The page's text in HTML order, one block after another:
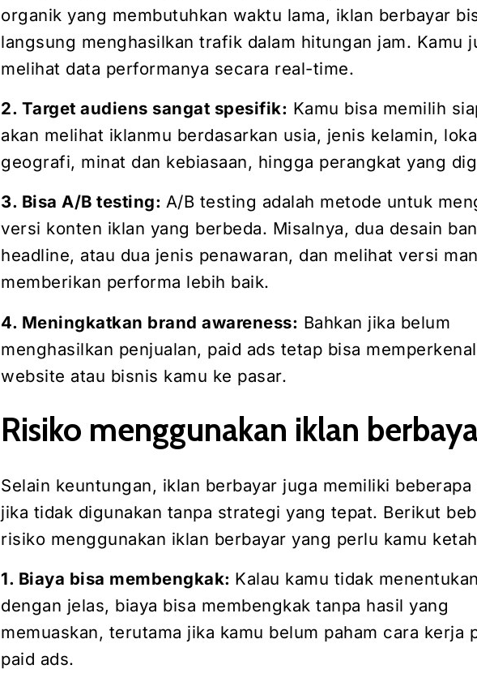
organik yang membutuhkan waktu lama, iklan berbayar
langsung menghasilkan trafik dalam hitungan jam. Kamu
melihat data performanya secara real-time.
2. Target audiens sangat spesifik: Kamu bisa memilih
akan melihat iklanmu berdasarkan usia, jenis kelamin,
geografi, minat dan kebiasaan, hingga perangkat yang
3. Bisa A/B testing: A/B testing adalah metode untuk
versi konten iklan yang berbeda. Misalnya, dua desain
headline, atau dua jenis penawaran, dan melihat versi
memberikan performa lebih baik.
4. Meningkatkan brand awareness: Bahkan jika belum
menghasilkan penjualan, paid ads tetap bisa
website atau bisnis kamu ke pasar.
Risiko menggunakan iklan
Selain keuntungan, iklan berbayar juga memiliki
jika tidak digunakan tanpa strategi yang tepat. Berikut
risiko menggunakan iklan berbayar yang perlu kamu
1. Biaya bisa membengkak: Kalau kamu tidak
dengan jelas, biaya bisa membengkak tanpa hasil yang
memuaskan, terutama jika kamu belum paham cara kerja
paid ads.